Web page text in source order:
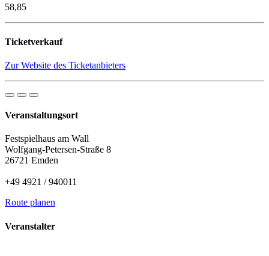
58,85
Ticketverkauf
Zur Website des Ticketanbieters
Veranstaltungsort
Festspielhaus am Wall
Wolfgang-Petersen-Straße 8
26721 Emden
+49 4921 / 940011
Route planen
Veranstalter